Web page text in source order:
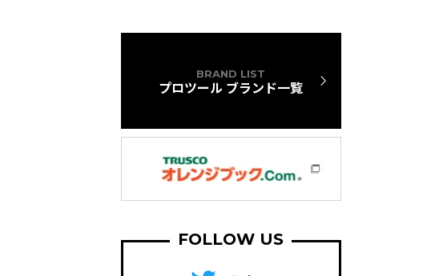
BRAND LIST
プロツール ブランド一覧
FOLLOW US